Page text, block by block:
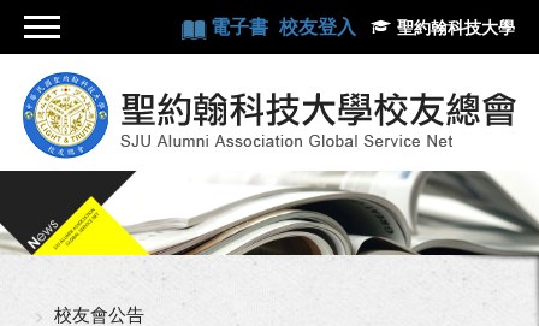
電子書 校友登入 聖約翰科技大學
校友會公告